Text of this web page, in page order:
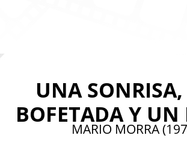
UNA
BOFETADA Y UN
MARIO MORRA